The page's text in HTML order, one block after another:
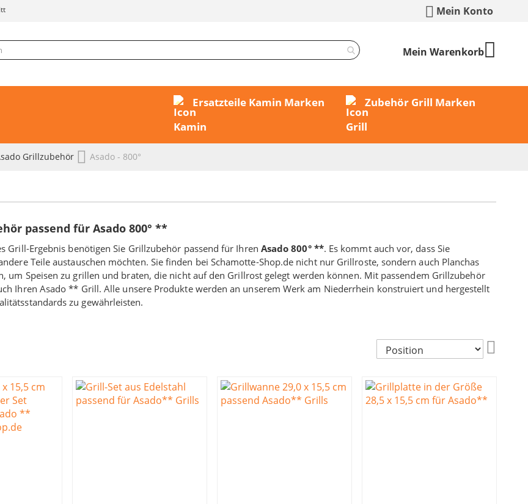
Mein Konto
Mein Warenkorb
Ersatzteile Kamin Marken Zubehör Grill Marken
Grillzubehör Asado - 800°
passend für Asado 800° **
Grill-Ergebnis benötigen Sie Grillzubehör passend für Ihren Asado 800° **. Es kommt auch vor, dass Sie
Teile austauschen möchten. Sie finden bei Schamotte-Shop.de nicht nur Grillroste, sondern auch Planchas
um Speisen zu grillen und braten, die nicht auf den Grillrost gelegt werden können. Mit passendem Grillzubehör
Ihren Asado ** Grill. Alle unsere Produkte werden an unserem Werk am Niederrhein konstruiert und hergestellt
zu gewährleisten.